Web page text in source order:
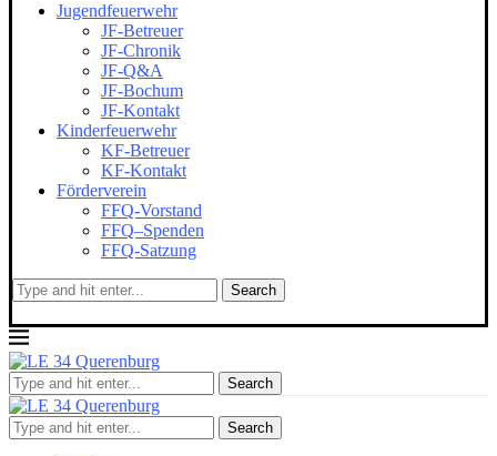
Jugendfeuerwehr
JF-Betreuer
JF-Chronik
JF-Q&A
JF-Bochum
JF-Kontakt
Kinderfeuerwehr
KF-Betreuer
KF-Kontakt
Förderverein
FFQ-Vorstand
FFQ–Spenden
FFQ-Satzung
Search
Search
Search